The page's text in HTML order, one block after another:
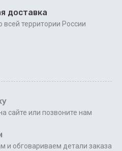
доставка
всей территории России
сайте или позвоните нам
и обговариваем детали заказа